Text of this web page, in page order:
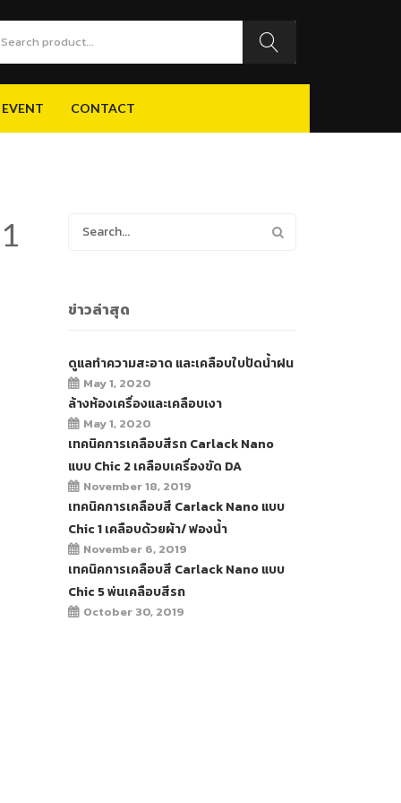
CONTACT
ข่าวล่าสุด
ดูแลทำความสะอาด และเคลือบใบปัดน้ำฝน
May 1, 2020
ล้างห้องเครื่องและเคลือบเงา
May 1, 2020
เทคนิคการเคลือบสีรถ Carlack Nano
แบบ Chic 2 เคลือบเครื่องขัด DA
November 18, 2019
เทคนิคการเคลือบสี Carlack Nano แบบ
Chic 1 เคลือบด้วยผ้า/ ฟองน้ำ
November 6, 2019
เทคนิคการเคลือบสี Carlack Nano แบบ
Chic 5 พ่นเคลือบสีรถ
October 30, 2019